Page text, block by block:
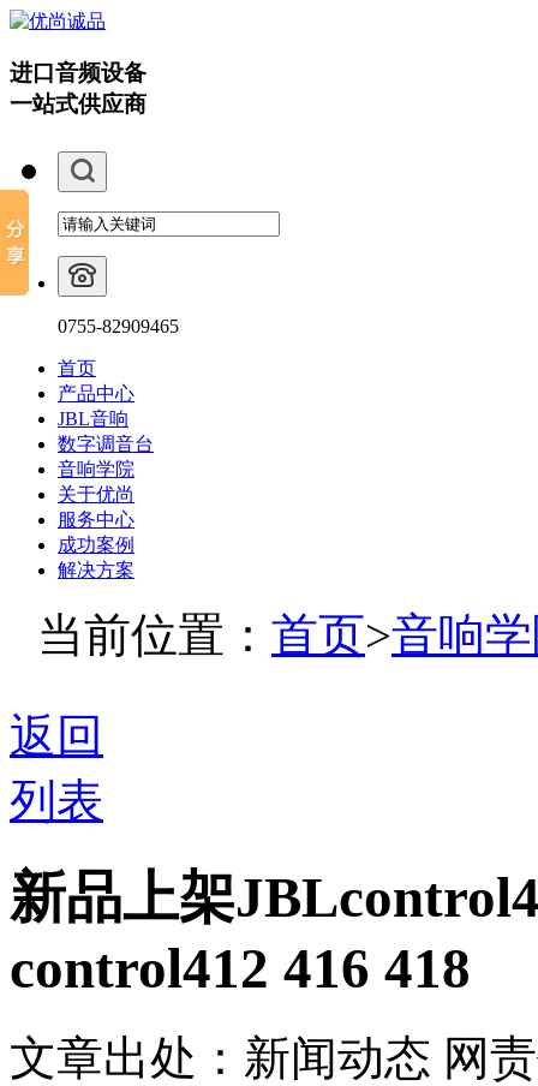
进口音频设备
一站式供应商
0755-82909465
首页
产品中心
JBL音响
数字调音台
音响学院
关于优尚
服务中心
成功案例
解决方案
当前位置： 首页>音响
返回
列表
新品上架
control412 416 418
文章出处：新闻动态 网